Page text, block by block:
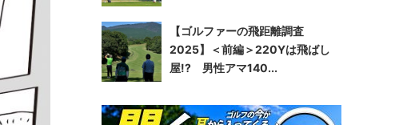
【ゴルファーの飛距離調査
2025】＜前編＞220Yは飛ばし
屋!? 男性アマ140...